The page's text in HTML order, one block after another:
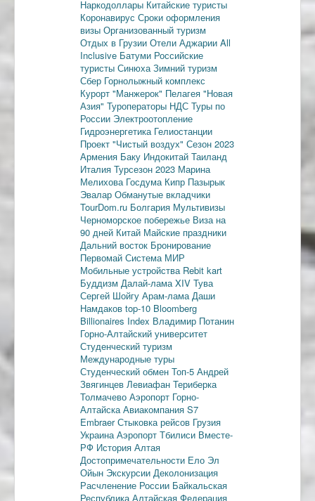
Наркодоллары Китайские туристы
Коронавирус Сроки оформления
визы Организованный туризм
Отдых в Грузии Отели Аджарии All
Inclusive Батуми Российские
туристы СинюхаЗимний туризм
Сбер Горнолыжный комплекс
Курорт "Манжерок" Пелагея "Новая
Азия" Туроператоры НДС Туры по
России Электроотопление
Гидроэнергетика Гелиостанции
Проект "Чистый воздух" Сезон 2023
Армения Баку Индокитай Таиланд
Италия Турсезон 2023 Марина
Мелихова Госдума Кипр Пазырык
Эвалар Обманутые вкладчики
TourDom.ru Болгария Мультивизы
Черноморское побережье Виза на
90 дней Китай Майские праздники
Дальний восток Бронирование
Первомай Система МИР
Мобильные устройства Rebit kart
Буддизм Далай-лама XIV Тува
Сергей Шойгу Арам-ламаДаши
Намдаков top-10 Bloomberg
Billionaires Index Владимир Потанин
Горно-Алтайский университет
Студенческий туризм
Международные туры
Студенческий обмен Топ-5 Андрей
Звягинцев Левиафан Териберка
Толмачево Аэропорт Горно-
АлтайскаАвиакомпания S7
EmbraerСтыковка рейсов Грузия
УкраинаАэропорт Тбилиси Вместе-
РФ История Алтая
Достопримечательности Ело Эл
Ойын Экскурсии Деколонизация
Расчленение России Байкальская
РеспубликаАлтайская Федерация